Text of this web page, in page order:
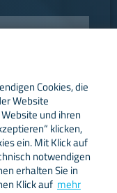
Cookies, die
Website
und ihren
klicken,
ein. Mit Klick auf
notwendigen
erhalten Sie in
Klick auf mehr